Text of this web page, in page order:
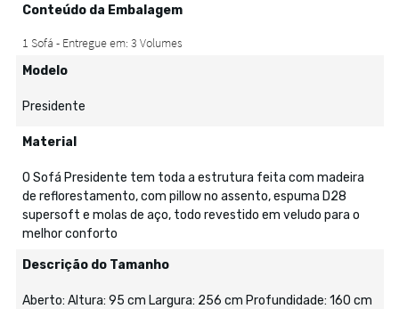
Conteúdo da Embalagem
Modelo
Presidente
Material
O Sofá Presidente tem toda a estrutura feita com madeira
de reflorestamento, com pillow no assento, espuma D28
supersoft e molas de aço, todo revestido em veludo para o
melhor conforto
Descrição do Tamanho
Aberto: Altura: 95 cm Largura: 256 cm Profundidade: 160 cm